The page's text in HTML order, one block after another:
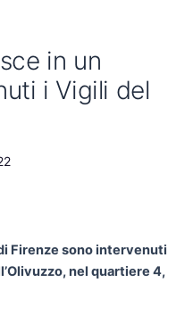
in un
i Vigili del
Firenze sono intervenuti
nel quartiere 4,